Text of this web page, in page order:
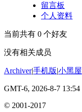
留言板
个人资料
当前共有 0 个好友
没有相关成员
Archiver|手机版|小黑屋
GMT-6, 2026-8-7 13:54
© 2001-2017